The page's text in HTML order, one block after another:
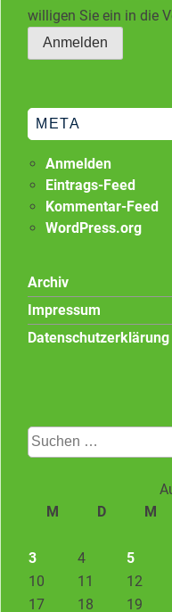
willigen Sie ein in die
META
Anmelden
Eintrags-Feed
Kommentar-Feed
WordPress.org
Archiv
Impressum
Datenschutzerklärung
Suchen
nach:
M
D M
3
4 5
10
11 12
17
18 19